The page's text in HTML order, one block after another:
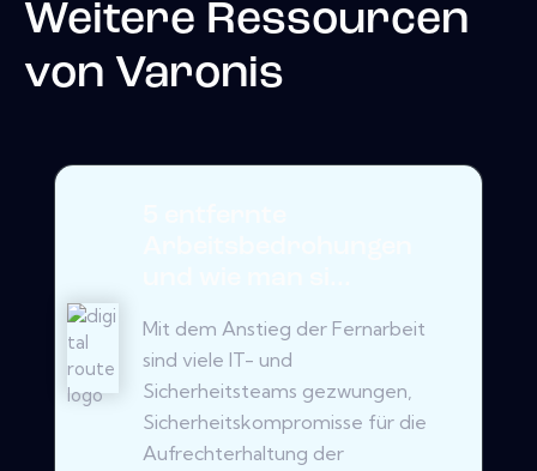
Weitere Ressourcen
von Varonis
Mit dem Anstieg der Fernarbeit
sind viele IT- und
Sicherheitsteams gezwungen,
Sicherheitskompromisse für die
Aufrechterhaltung der